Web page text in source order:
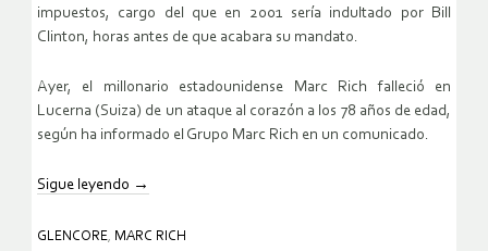
impuestos, cargo del que en 2001 sería indultado por Bill
Clinton, horas antes de que acabara su mandato.
Ayer, el millonario estadounidense Marc Rich falleció en
Lucerna (Suiza) de un ataque al corazón a los 78 años de edad,
según ha informado el Grupo Marc Rich en un comunicado.
Sigue leyendo →
GLENCORE, MARC RICH